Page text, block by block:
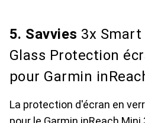
5. Savvies 3x Smart
Glass Protection
pour Garmin
La protection d'écran en